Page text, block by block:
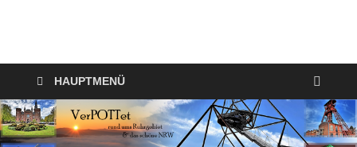
VerPOTTet
HAUPTMENÜ